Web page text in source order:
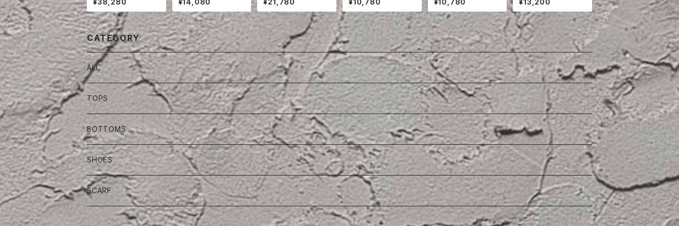
JACKET
¥38,280
SERS
¥14,080 ¥21,780 ¥10,780 ¥10,780 ¥13,200
CATEGORY
ALL
TOPS
BOTTOMS
SHOES
SCARF